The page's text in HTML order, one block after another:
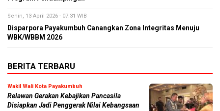
Senin, 13 April 2026 - 07:31 WIB
Disparpora Payakumbuh Canangkan Zona Integritas Menuju
WBK/WBBM 2026
BERITA TERBARU
Wakil Wali Kota Payakumbuh
Relawan Gerakan Kebajikan Pancasila
Disiapkan Jadi Penggerak Nilai Kebangsaan